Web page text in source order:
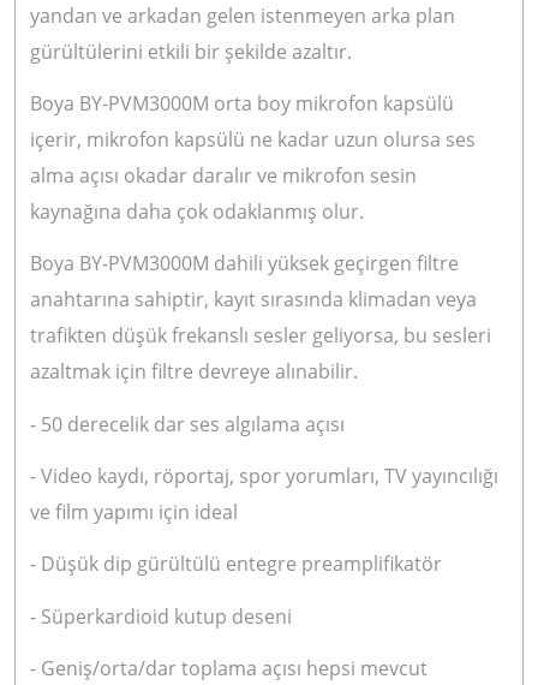
yandan ve arkadan gelen istenmeyen arka plan
gürültülerini etkili bir şekilde azaltır.
Boya BY-PVM3000M orta boy mikrofon kapsülü
içerir, mikrofon kapsülü ne kadar uzun olursa ses
alma açısı okadar daralır ve mikrofon sesin
kaynağına daha çok odaklanmış olur.
Boya BY-PVM3000M dahili yüksek geçirgen filtre
anahtarına sahiptir, kayıt sırasında klimadan veya
trafikten düşük frekanslı sesler geliyorsa, bu sesleri
azaltmak için filtre devreye alınabilir.
- 50 derecelik dar ses algılama açısı
- Video kaydı, röportaj, spor yorumları, TV yayıncılığı
ve film yapımı için ideal
- Düşük dip gürültülü entegre preamplifikatör
- Süperkardioid kutup deseni
- Geniş/orta/dar toplama açısı hepsi mevcut